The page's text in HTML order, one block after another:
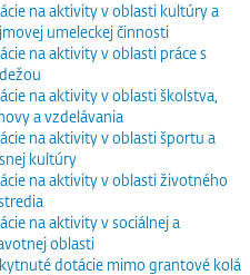
na aktivity v oblasti kultúry a
umeleckej činnosti
na aktivity v oblasti práce s
na aktivity v oblasti školstva,
a vzdelávania
na aktivity v oblasti športu a
kultúry
na aktivity v oblasti životného
na aktivity v sociálnej a
oblasti
dotácie mimo grantové kolá